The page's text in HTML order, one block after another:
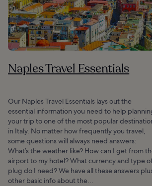
Naples Travel Essentials
Our Naples Travel Essentials lays out the
essential information you need to help
your trip to one of the most popular
in Italy. No matter how frequently you travel,
some questions will always need answers:
What’s the weather like? How can I get from
airport to my hotel? What currency and type
plug do I need? We have all these answers
other basic info about the...